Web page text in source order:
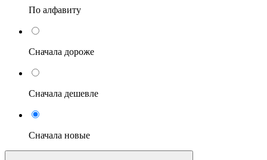
По алфавиту
Сначала дороже
Сначала дешевле
Сначала новые